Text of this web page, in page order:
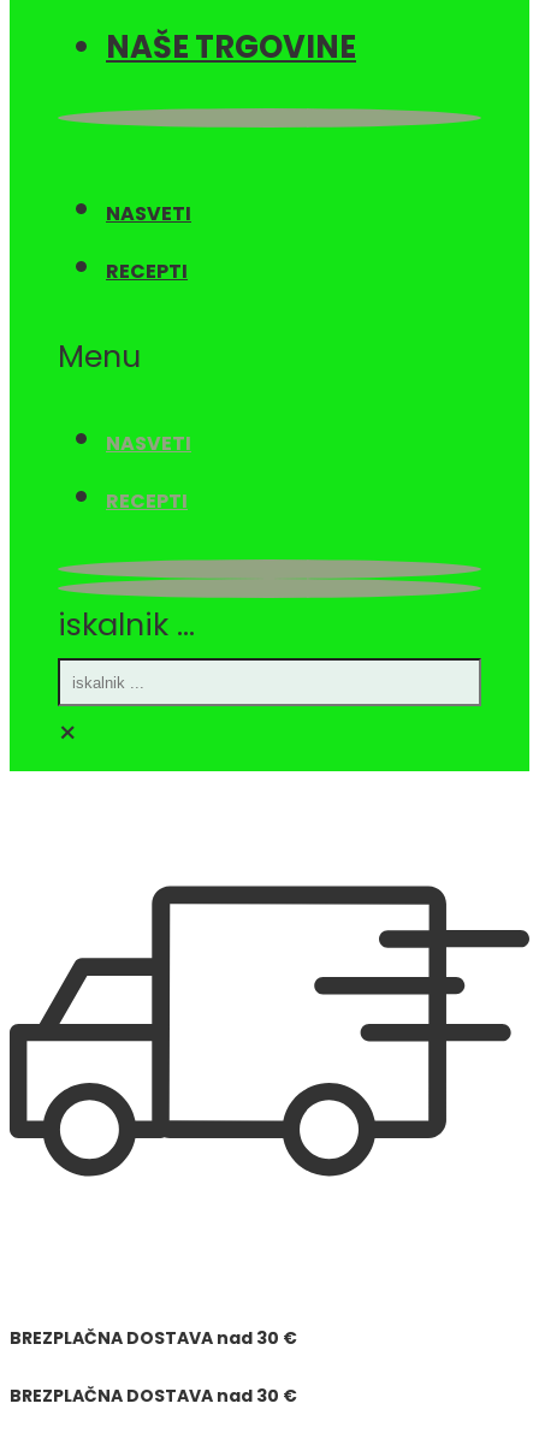
NAŠE TRGOVINE
NASVETI
RECEPTI
Menu
NASVETI
RECEPTI
iskalnik ...
×
BREZPLAČNA DOSTAVA nad 30 €
BREZPLAČNA DOSTAVA nad 30 €